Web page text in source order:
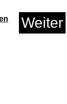
Weiter